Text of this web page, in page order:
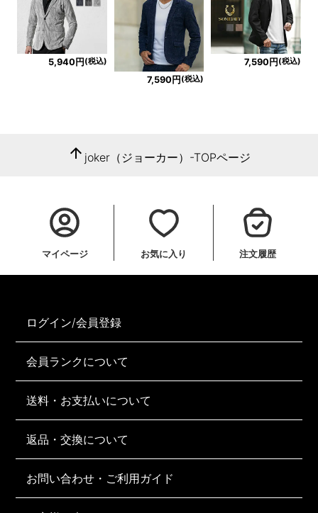
5,940円 (税込)
7,590円 (税込)
7,590円 (税込)
arrow_upward joker（ジョーカー）-TOPページ
マイページ お気に入り 注文履歴
ログイン/会員登録
会員ランクについて
送料・お支払いについて
返品・交換について
お問い合わせ・ご利用ガイド